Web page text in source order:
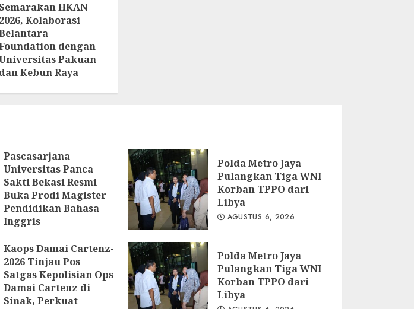
HKAN
2026, Kolaborasi
dengan
Pakuan
dan Kebun Raya
Bogor
AGUSTUS 3, 2026
Pascasarjana
Universitas Panca
Sakti Bekasi Resmi
Buka Prodi Magister
Pendidikan Bahasa
Inggris
Polda Metro Jaya
Pulangkan Tiga WNI
Korban TPPO dari
Libya
AGUSTUS 6, 2026
Kaops Damai Cartenz-
2026 Tinjau Pos
Satgas Kepolisian Ops
Damai Cartenz di
Sinak, Perkuat
Polda Metro Jaya
Pulangkan Tiga WNI
Korban TPPO dari
Libya